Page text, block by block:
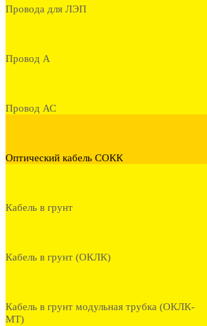
Провода для ЛЭП
Провод А
Провод АС
Оптический кабель СОКК
Кабель в грунт
Кабель в грунт (ОКЛК)
Кабель в грунт модульная трубка (ОКЛК-
МТ)